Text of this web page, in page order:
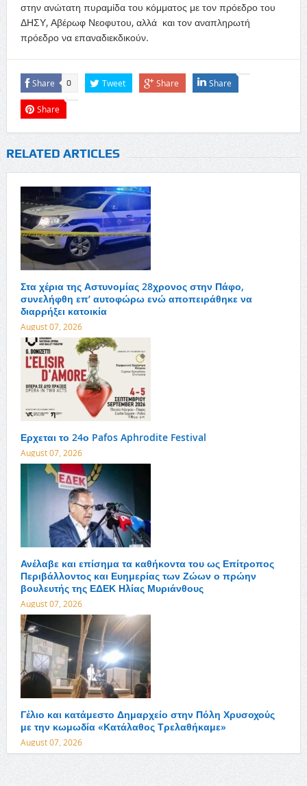
στην ανώτατη πυραμίδα του κόμματος με τον πρόεδρο του
ΔΗΣΥ, Αβέρωφ Νεοφυτου, αλλά και τον αναπληρωτή
πρόεδρο να επαναδιεκδικούν.
Share 0 Tweet Share Share
Share
RELATED ARTICLES
Στα χέρια της Αστυνομίας 28χρονος στην Πάφο,
συνελήφθη επ’ αυτοφώρω ενώ αποπειράθηκε να
διαρρήξει κατοικία
August 07, 2026
Ερχεται το 24ο Pafos Aphrodite Festival
August 07, 2026
Ανέλαβε και επίσημα τα καθήκοντα του ως Επίτροπος
Περιβάλλοντος και Ευημερίας των Ζώων ο πρώην
βουλευτής της ΕΔΕΚ Ηλίας Μυριάνθους
August 07, 2026
Γέλιο και κατάμεστο Δημαρχείο στην Πόλη Χρυσοχούς
με την κωμωδία «Κατάλαθος Τρελαθήκαμε»
August 07, 2026